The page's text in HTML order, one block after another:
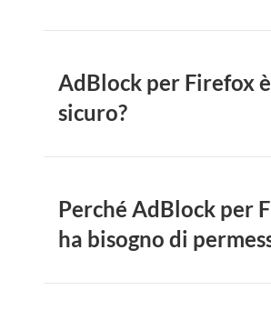
AdBlock per Firefox è
sicuro?
Perché AdBlock per
ha bisogno di